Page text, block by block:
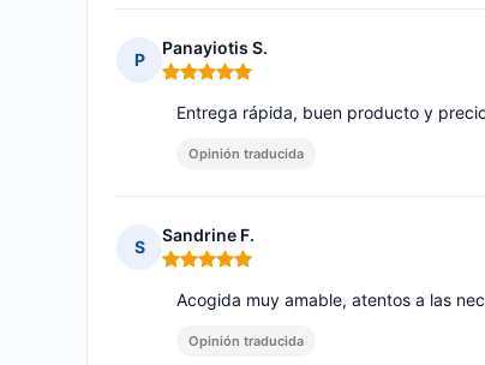
P
Panayiotis S.
Nota: 5 de 5
Entrega rápida, buen producto y
Opinión traducida
S
Sandrine F.
Nota: 5 de 5
Acogida muy amable, atentos a las
Opinión traducida